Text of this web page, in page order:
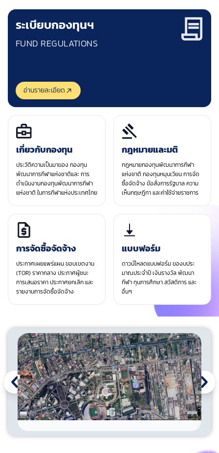
ระเบียบกองทุนฯ
FUND REGULATIONS
อ่านรายละเอียด
เกี่ยวกับกองทุน
ประวัติความเป็นมาของ กองทุน
พัฒนาการกีฬาแห่งชาติและ การ
ดำเนินงานกองทุนพัฒนาการกีฬา
แห่งชาติ ในการกีฬาแห่งประเทศไทย
กฎหมายและมติ
กฎหมายกองทุนพัฒนาการกีฬา
แห่งชาติ กองทุนหมุนเวียน การจัด
ซื้อจัดจ้าง ข้อสั่งการรัฐบาล ความ
เห็นกฤษฎีกา และค่าใช้จ่ายราชการ
การจัดซื้อจัดจ้าง
ประกาศเผยแพร่แผน ขอบเขตงาน
(TOR) ราคากลาง ประกาศผู้ชนะ
การเสนอราคา ประกาศยกเลิก และ
รายงานการจัดซื้อจัดจ้าง
แบบฟอร์ม
ดาวน์โหลดแบบฟอร์ม ของบประ
มาณประจําปี เงินรางวัล พัฒนา
กีฬา ทุนการศึกษา สวัสดิการ และ
อื่นๆ